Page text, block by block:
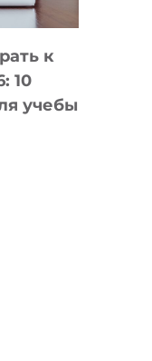
к
10
учебы